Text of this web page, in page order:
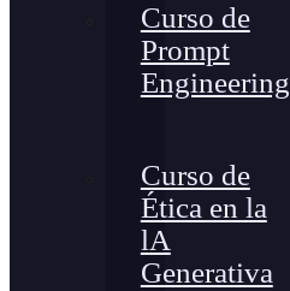
Curso de
Prompt
Engineering
Curso de
Ética en la
lA
Generativa